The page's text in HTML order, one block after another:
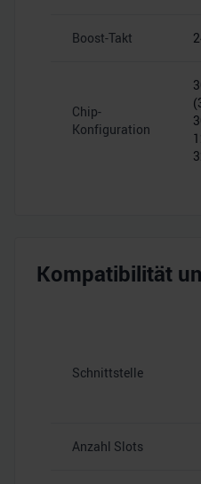
Boost-Takt
Chip-
Konfiguration
Kompatibilität
Schnittstelle
Anzahl Slots